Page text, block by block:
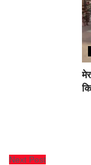
Next Post